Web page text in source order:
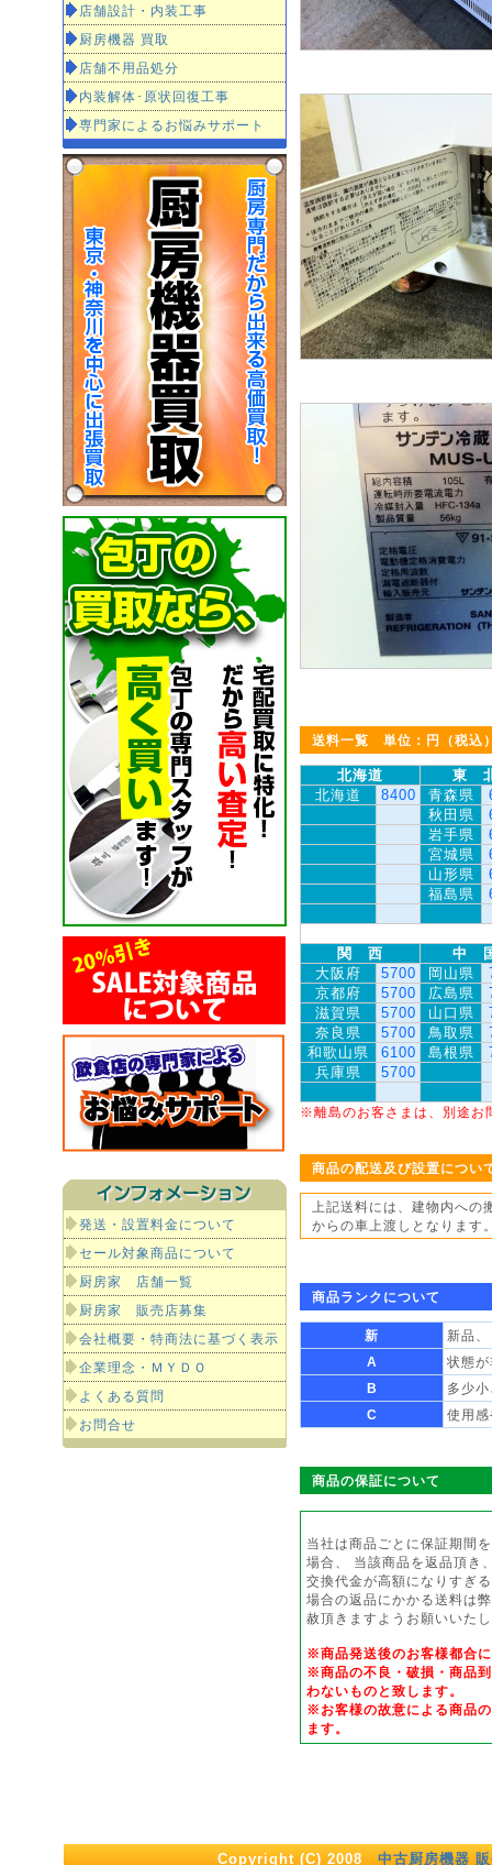
店舗設計・内装工事
厨房機器 買取
店舗不用品処分
内装解体･原状回復工事
専門家によるお悩みサポート
発送・設置料金について
セール対象商品について
厨房家 店舗一覧
厨房家 販売店募集
会社概要・特商法に基づく表示
企業理念・ＭＹＤＯ
よくある質問
お問合せ
送料一覧 単位：円（税込
北海道
東
北海道
8400 青森県
秋田県
岩手県
宮城県
山形県
福島県
関 西
中
大阪府
5700 岡山県
京都府
5700 広島県
滋賀県
5700 山口県
奈良県
5700 鳥取県
和歌山県
6100 島根県
兵庫県
5700
※離島のお客さまは、別途お
商品の配送及び設置につい
上記送料には、建物内へ
からの車上渡しとなります
商品ランクについて
新
新品
A
状態
B
多少
C
使用
商品の保証について
当社は商品ごとに保証期間
場合、 当該商品を返品頂き
交換代金が高額になりすぎ
場合の返品にかかる送料は
赦頂きますようお願いいた
※商品発送後のお客様都合
※商品の不良・破損・商品
わないものと致します。
※お客様の故意による商品
ます。
Copyright (C) 2008 中古厨房機器